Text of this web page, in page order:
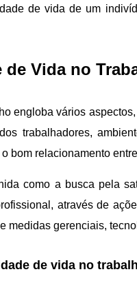
de vida de um
de Vida no
engloba vários
trabalhadores,
bom relacionamento
como a busca pela
através de
medidas gerenciais,
de vida no